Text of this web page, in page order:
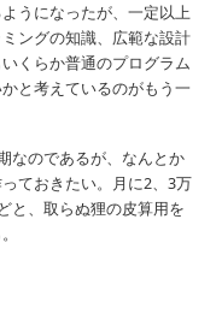
うになったが、一定以上
ングの知識、広範な設計
くらか普通のプログラム
と考えているのがもう一
なのであるが、なんとか
ておきたい。月に2、3万
と、取らぬ狸の皮算用を